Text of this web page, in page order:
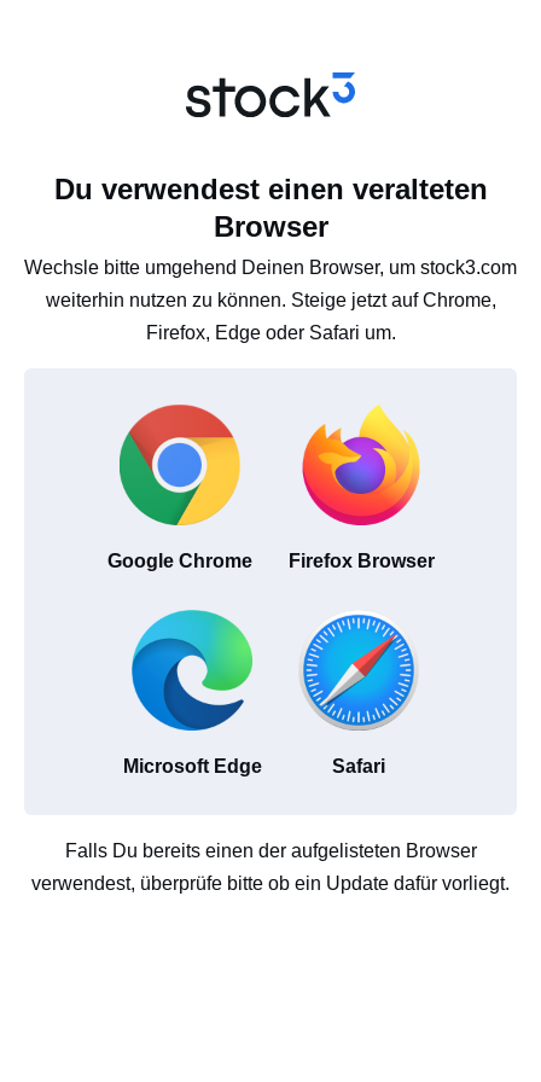
Du verwendest einen veralteten
Browser
Wechsle bitte umgehend Deinen Browser, um stock3.com
weiterhin nutzen zu können. Steige jetzt auf Chrome,
Firefox, Edge oder Safari um.
Google Chrome Firefox Browser
Microsoft Edge Safari
Falls Du bereits einen der aufgelisteten Browser
verwendest, überprüfe bitte ob ein Update dafür vorliegt.